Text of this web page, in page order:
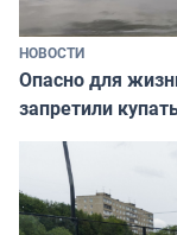
НОВОСТИ
Опасно для
запретили